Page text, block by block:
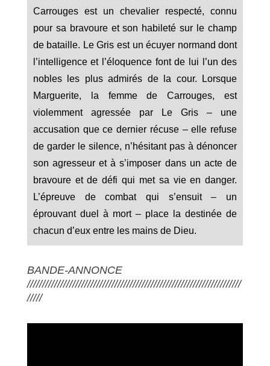
Carrouges est un chevalier respecté, connu
pour sa bravoure et son habileté sur le champ
de bataille. Le Gris est un écuyer normand dont
l’intelligence et l’éloquence font de lui l’un des
nobles les plus admirés de la cour. Lorsque
Marguerite, la femme de Carrouges, est
violemment agressée par Le Gris – une
accusation que ce dernier récuse – elle refuse
de garder le silence, n’hésitant pas à dénoncer
son agresseur et à s’imposer dans un acte de
bravoure et de défi qui met sa vie en danger.
L’épreuve de combat qui s’ensuit – un
éprouvant duel à mort – place la destinée de
chacun d’eux entre les mains de Dieu.
BANDE-ANNONCE
///////////////////////////////////////////////////////////////////////
/////